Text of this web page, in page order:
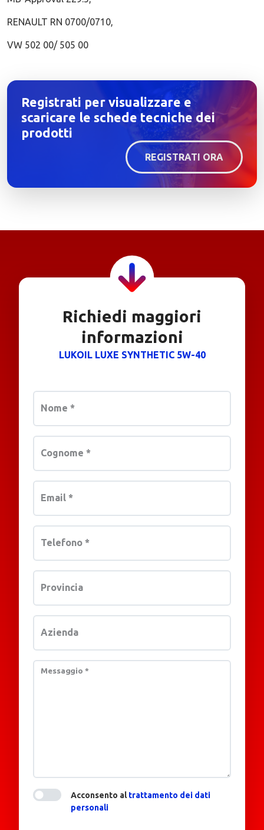
RENAULT RN 0700/0710,
VW 502 00/ 505 00
Registrati per visualizzare e
scaricare le schede tecniche dei
prodotti
REGISTRATI ORA
Richiedi maggiori
informazioni
LUKOIL LUXE SYNTHETIC 5W-40
Nome *
Cognome *
Email *
Telefono *
Provincia
Azienda
Messaggio *
Acconsento altrattamento dei dati
personali